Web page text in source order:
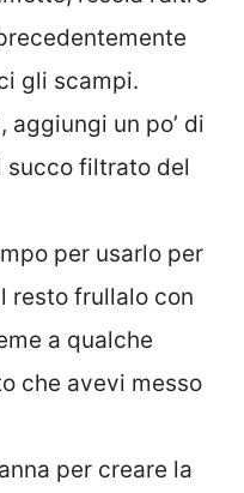
gli scampi.
aggiungi un po’ di
succo filtrato del
per usarlo per
resto frullalo con
a qualche
che avevi messo
per creare la